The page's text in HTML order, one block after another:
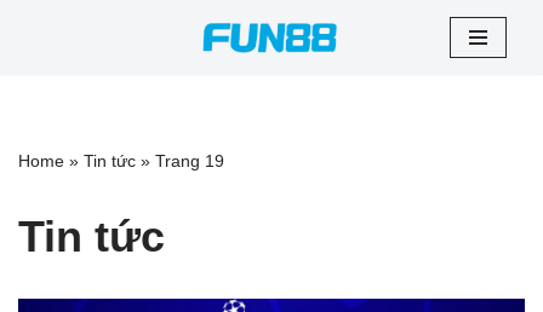
dung
Home » Tin tức » Trang 19
Tin tức